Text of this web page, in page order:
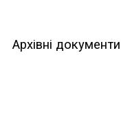
Архівні документи